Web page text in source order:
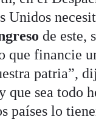
Unidos
de este,
que financie
patria”,
que sea todo
países lo